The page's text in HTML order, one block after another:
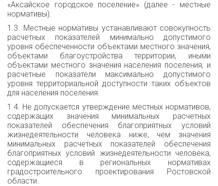
«Аксайское городское поселение» (далее - местные
нормативы).
1.3. Местные нормативы устанавливают совокупность
расчетных показателей минимально допустимого
уровня обеспеченности объектами местного значения,
объектами благоустройства территории, иными
объектами местного значения населения поселения, и
расчетные показатели максимально допустимого
уровня территориальной доступности таких объектов
для населения поселения.
1.4. Не допускается утверждение местных нормативов,
содержащих значения минимальных расчетных
показателей обеспечения благоприятных условий
жизнедеятельности человека ниже, чем значения
минимальных расчетных показателей обеспечения
благоприятных условий жизнедеятельности человека,
содержащиеся в региональных нормативах
градостроительного проектирования Ростовской
области.